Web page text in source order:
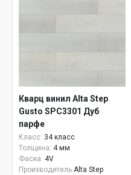
Кварц винил Alta Step
Gusto SPC3301 Дуб
парфе
Класс: 34 класс
Толщина: 4 мм
Фаска: 4V
Производитель Alta Step